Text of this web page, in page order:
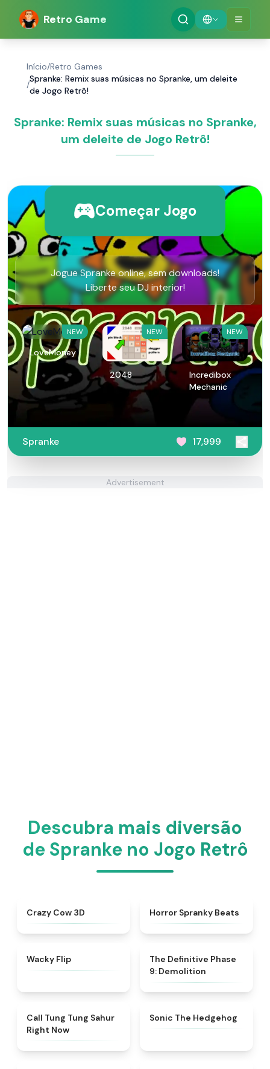
Retro Game
Início/Retro Games
/
Spranke: Remix suas músicas no Spranke, um deleite
de Jogo Retrô!
Spranke: Remix suas músicas no Spranke,
um deleite de Jogo Retrô!
Começar Jogo
Jogue Spranke online, sem downloads!
Liberte seu DJ interior!
NEW
LoveMoney
NEW
2048
NEW
Incredibox
Mechanic
Spranke 17,999
Advertisement
Descubra mais diversão
de Spranke no Jogo Retrô
Crazy Cow 3D 4.8
Horror Spranky Beats
Wacky Flip
The Definitive Phase
9: Demolition
★
Call Tung Tung Sahur
Right Now
Sonic The Hedgehog